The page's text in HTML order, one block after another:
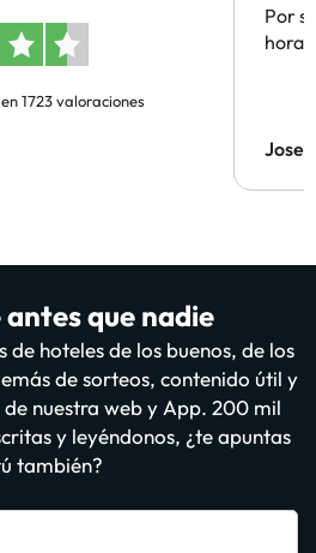
1723 valoraciones
Por
hora
Jose
que nadie
de hoteles de los buenos, de los
de sorteos, contenido útil y
nuestra web y App. 200 mil
y leyéndonos, ¿te apuntas
también?